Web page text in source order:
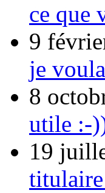
ce que
9
je
8
utile :-
19